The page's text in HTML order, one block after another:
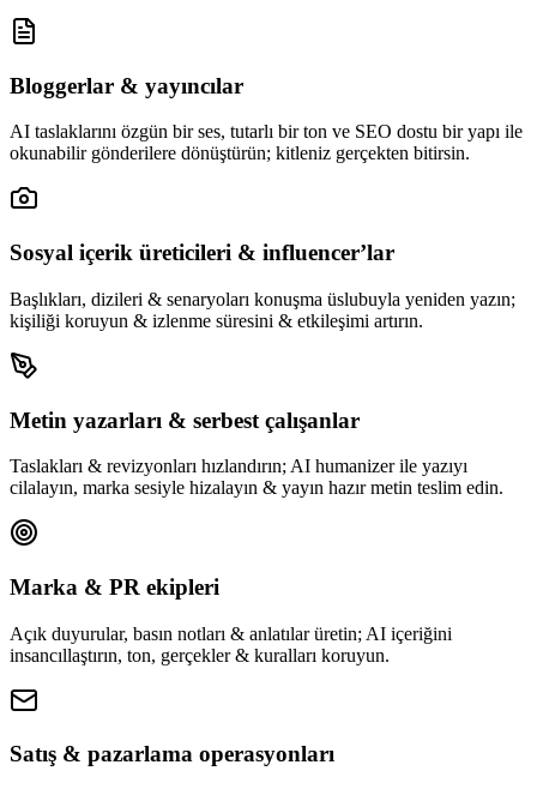
Bloggerlar & yayıncılar
AI taslaklarını özgün bir ses, tutarlı bir ton ve SEO dostu bir yapı ile
okunabilir gönderilere dönüştürün; kitleniz gerçekten bitirsin.
Sosyal içerik üreticileri & influencer’lar
Başlıkları, dizileri & senaryoları konuşma üslubuyla yeniden yazın;
kişiliği koruyun & izlenme süresini & etkileşimi artırın.
Metin yazarları & serbest çalışanlar
Taslakları & revizyonları hızlandırın; AI humanizer ile yazıyı
cilalayın, marka sesiyle hizalayın & yayın hazır metin teslim edin.
Marka & PR ekipleri
Açık duyurular, basın notları & anlatılar üretin; AI içeriğini
insancıllaştırın, ton, gerçekler & kuralları koruyun.
Satış & pazarlama operasyonları